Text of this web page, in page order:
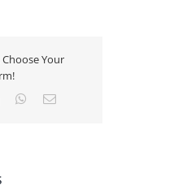
Your
WhatsApp
Email